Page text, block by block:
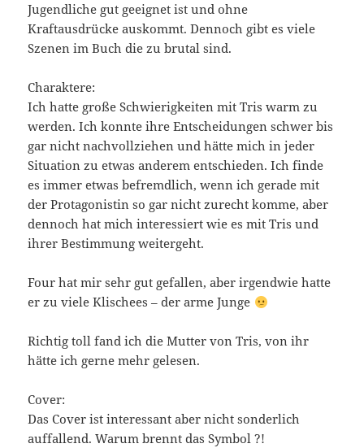
Jugendliche gut geeignet ist und ohne
Kraftausdrücke auskommt. Dennoch gibt es viele
Szenen im Buch die zu brutal sind.
Charaktere:
Ich hatte große Schwierigkeiten mit Tris warm zu
werden. Ich konnte ihre Entscheidungen schwer bis
gar nicht nachvollziehen und hätte mich in jeder
Situation zu etwas anderem entschieden. Ich finde
es immer etwas befremdlich, wenn ich gerade mit
der Protagonistin so gar nicht zurecht komme, aber
dennoch hat mich interessiert wie es mit Tris und
ihrer Bestimmung weitergeht.
Four hat mir sehr gut gefallen, aber irgendwie hatte
er zu viele Klischees – der arme Junge
Richtig toll fand ich die Mutter von Tris, von ihr
hätte ich gerne mehr gelesen.
Cover:
Das Cover ist interessant aber nicht sonderlich
auffallend. Warum brennt das Symbol ?!